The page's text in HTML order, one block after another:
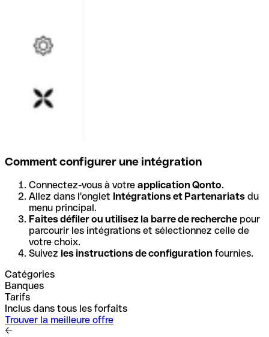
Comment configurer une intégration
Connectez-vous à votre application Qonto.
Allez dans l'onglet Intégrations et Partenariats du
menu principal.
Faites défiler ou utilisez la barre de recherche pour
parcourir les intégrations et sélectionnez celle de
votre choix.
Suivez les instructions de configuration fournies.
Catégories
Banques
Tarifs
Inclus dans tous les forfaits
Trouver la meilleure offre